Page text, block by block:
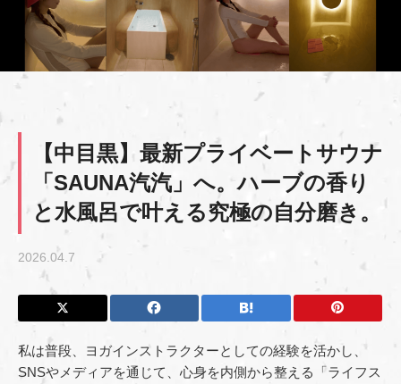
【中目黒】最新プライベートサウナ
「SAUNA汽汽」へ。ハーブの香り
と水風呂で叶える究極の自分磨き。
2026.04.7
私は普段、ヨガインストラクターとしての経験を活かし、
SNSやメディアを通じて、心身を内側から整える「ライフス